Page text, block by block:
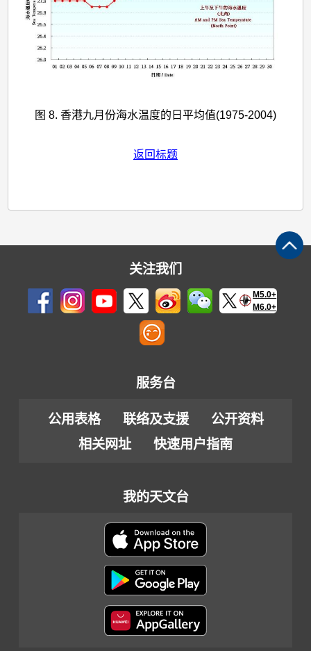
图 8. 香港九月份海水温度的日平均值(1975-2004)
返回标题
关注我们
M5.0+
M6.0+
服务台
公用表格 联络及支援
公开资料
相关网址
快速用户指南
我的天文台